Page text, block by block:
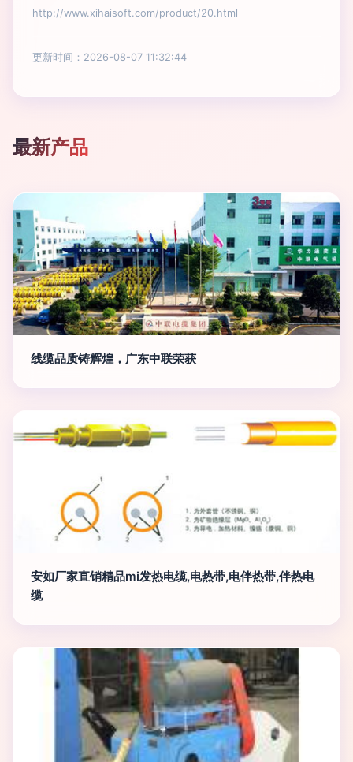
http://www.xihaisoft.com/product/20.html
更新时间：2026-08-07 11:32:44
最新产品
线缆品质铸辉煌，广东中联荣获
安如厂家直销精品mi发热电缆,电热带,电伴热带,伴热电
缆